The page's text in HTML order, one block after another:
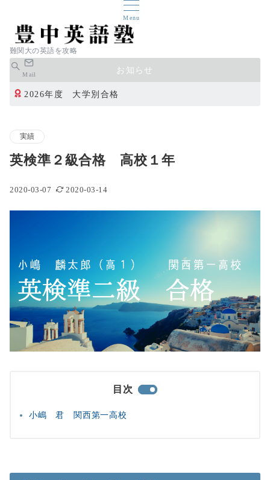
Menu
難関大の英語を攻略
Mail お知らせ
2026年度 大学別合格
実績
英検準２級合格 高校１年
2020-03-07 2020-03-14
目次
小嶋 君 関西第一高校